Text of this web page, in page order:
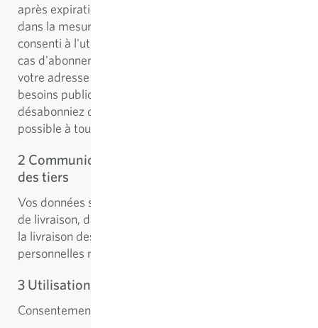
après expiration de la période légale de conservation,
dans la mesure où vous n'avez pas expressément
consenti à l'utilisation ultérieure de vos données. En
cas d'abonnement à notre newsletter du catalogue,
votre adresse e-mail est utilisée pour nos propres
besoins publicitaires, jusqu'à ce que vous vous
désabonniez de la newsletter. Le désabonnement est
possible à tout moment.
2 Communication de données personnelles à
des tiers
Vos données sont communiquées à nos entreprises
de livraison, dans la mesure où cela est nécessaire à
la livraison des marchandises. Vos données
personnelles ne sont pas divulguées à d‘autres tiers.
3 Utilisation de cookies
Consentement à l'utilisation de cookies.